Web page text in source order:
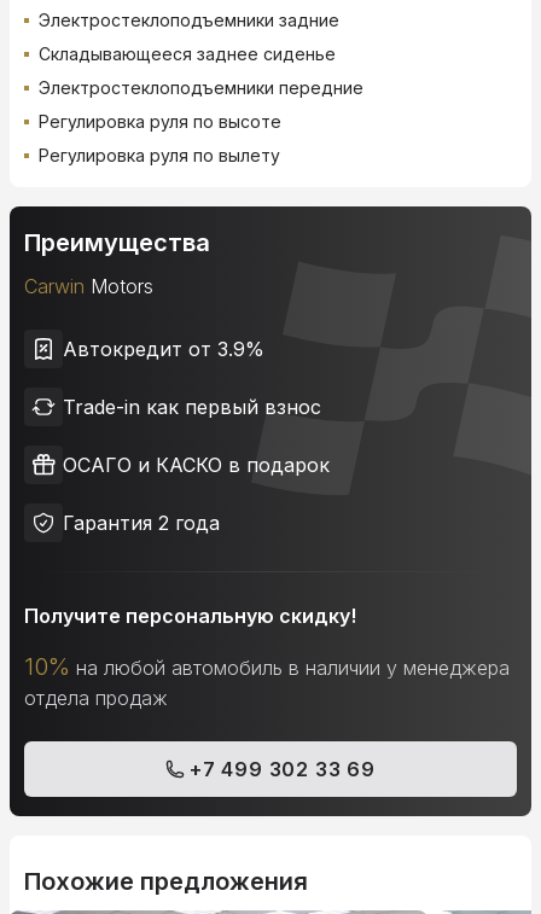
Электростеклоподъемники задние
Складывающееся заднее сиденье
Электростеклоподъемники передние
Регулировка руля по высоте
Регулировка руля по вылету
Преимущества
Carwin Motors
Автокредит от 3.9%
Trade-in как первый взнос
ОСАГО и КАСКО в подарок
Гарантия 2 года
Получите персональную скидку!
10% на любой автомобиль в наличии у менеджера
отдела продаж
+7 499 302 33 69
Похожие предложения